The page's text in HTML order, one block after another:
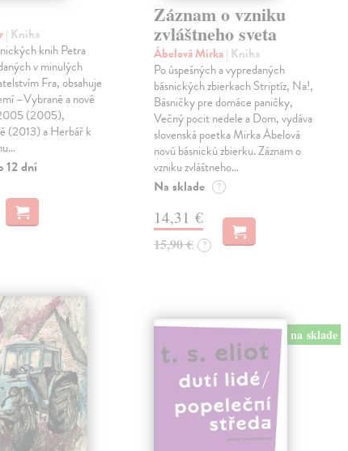
| Kniha
knih Petra
v minulých
Fra, obsahuje
–Vybrané a nové
(2005),
(2013) a Herbář k
12 dní
Záznam o vzniku
zvláštneho sveta
Ábelová Mirka| Kniha
Po úspešných a vypredaných
básnických zbierkach Striptíz, Na!,
Básničky pre domáce paničky,
Večný pocit nedele a Dom, vydáva
slovenská poetka Mirka Ábelová
novú básnickú zbierku. Záznam o
vzniku zvláštneho…
Na sklade ?
14,31 €
15,90 € ?
na sklade